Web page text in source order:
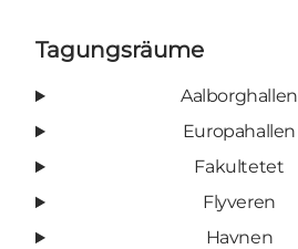
Tagungsräume
Aalborghallen
Europahallen
Fakultetet
Flyveren
Havnen